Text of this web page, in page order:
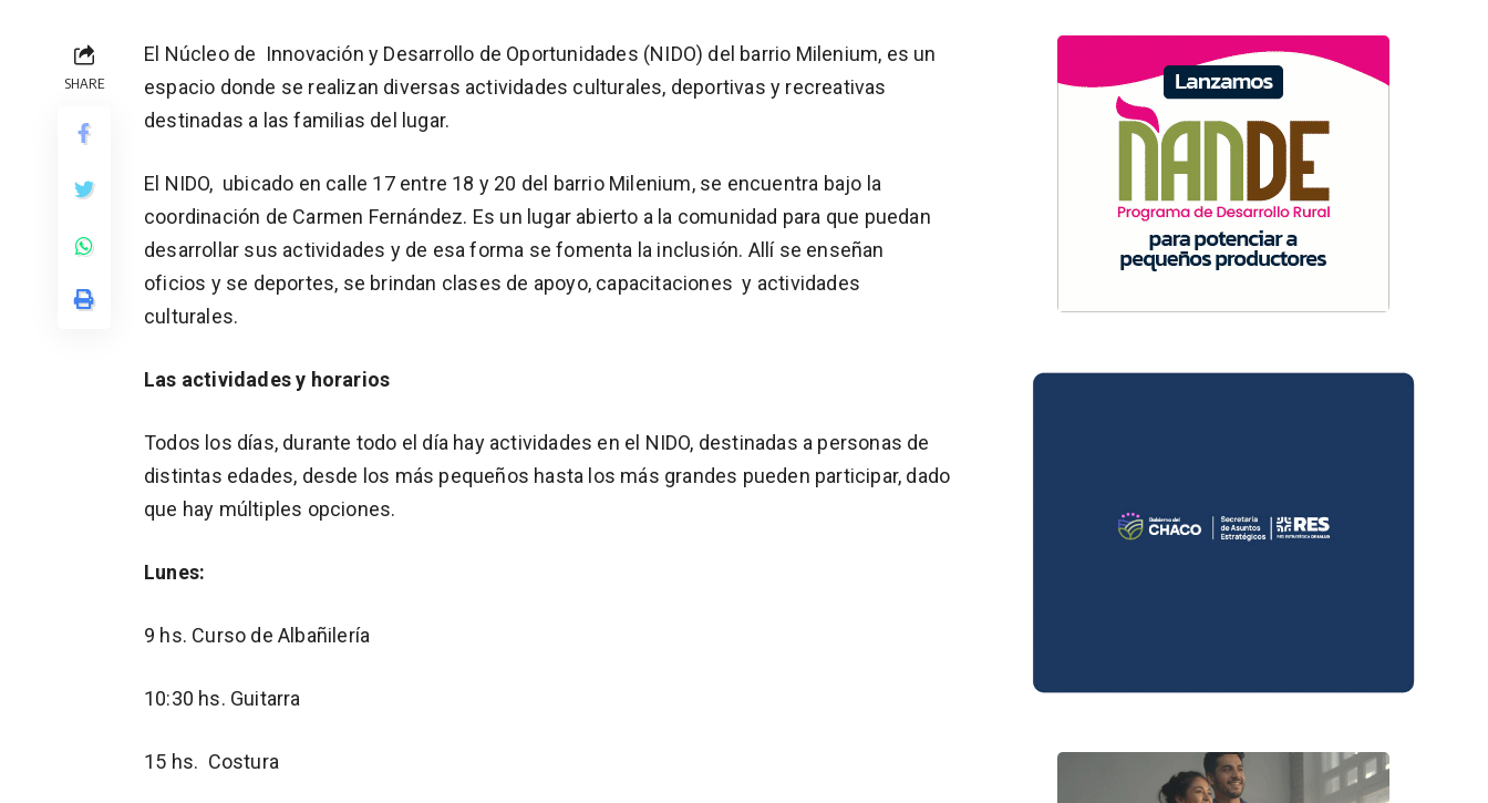
SHARE
El Núcleo de Innovación y Desarrollo de Oportunidades (NIDO) del barrio Milenium, es un
espacio donde se realizan diversas actividades culturales, deportivas y recreativas
destinadas a las familias del lugar.
El NIDO, ubicado en calle 17 entre 18 y 20 del barrio Milenium, se encuentra bajo la
coordinación de Carmen Fernández. Es un lugar abierto a la comunidad para que puedan
desarrollar sus actividades y de esa forma se fomenta la inclusión. Allí se enseñan
oficios y se deportes, se brindan clases de apoyo, capacitaciones y actividades
culturales.
Las actividades y horarios
Todos los días, durante todo el día hay actividades en el NIDO, destinadas a personas de
distintas edades, desde los más pequeños hasta los más grandes pueden participar, dado
que hay múltiples opciones.
Lunes:
9 hs. Curso de Albañilería
10:30 hs. Guitarra
15 hs. Costura